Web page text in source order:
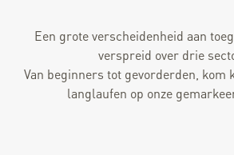
Een grote verscheidenheid aan
verspreid over drie
Van beginners tot gevorderden, kom
langlaufen op onze